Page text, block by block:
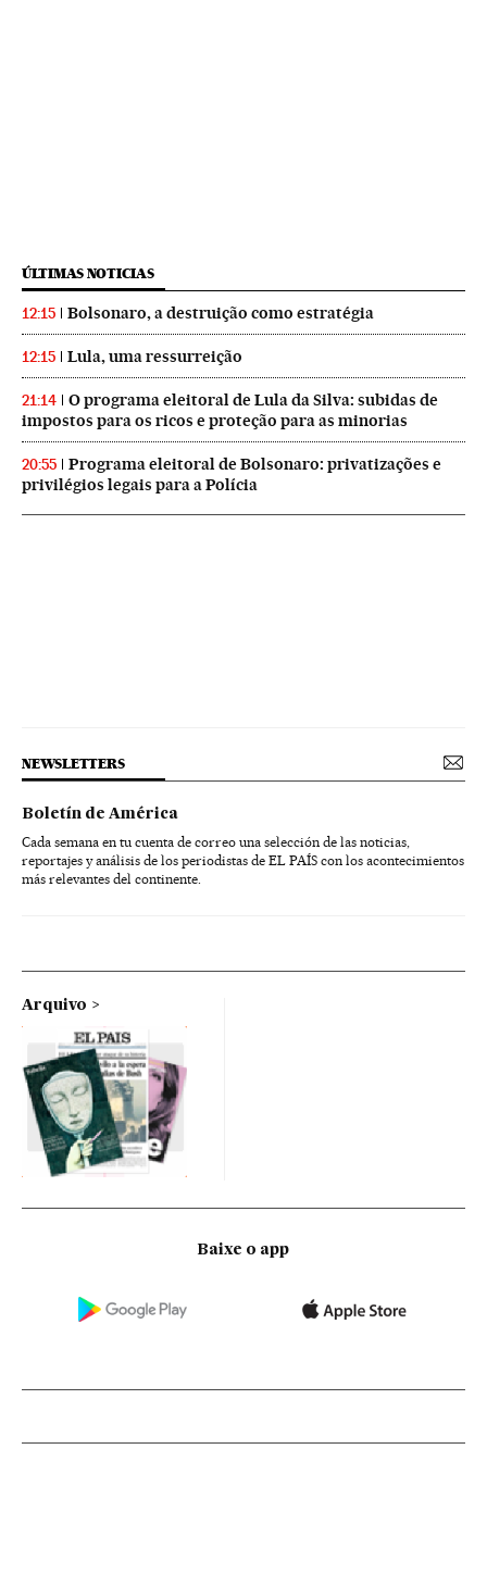
ÚLTIMAS NOTICIAS
12:15 Bolsonaro, a destruição como estratégia
12:15 Lula, uma ressurreição
21:14
O programa eleitoral de Lula da Silva: subidas de
impostos para os ricos e proteção para as minorias
20:55
Programa eleitoral de Bolsonaro: privatizações e
privilégios legais para a Polícia
NEWSLETTERS
Boletín de América
Cada semana en tu cuenta de correo una selección de las noticias,
reportajes y análisis de los periodistas de EL PAÍS con los acontecimientos
más relevantes del continente.
Arquivo
Baixe o app